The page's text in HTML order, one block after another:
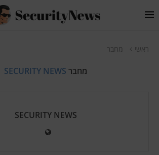
ראשי מחבר
מחבר SECURITY NEWS
SECURITY NEWS